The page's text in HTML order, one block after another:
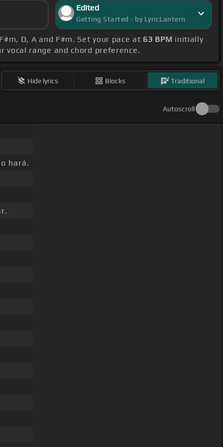
Edited
Getting Started - by LyricLantern
D, A and F#m. Set your pace at 63 BPM initially
vocal range and chord preference.
Hide lyrics Blocks Traditional
Autoscroll
hará.